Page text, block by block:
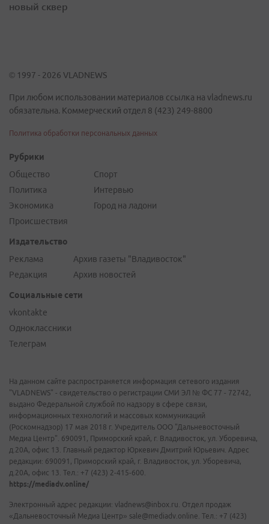
новый сквер
© 1997 - 2026 VLADNEWS
При любом использовании материалов ссылка на vladnews.ru
обязательна. Коммерческий отдел 8 (423) 249-8800
Политика обработки персональных данных
Рубрики
Общество
Политика
Экономика
Происшествия
Спорт
Интервью
Город на ладони
Издательство
Реклама
Редакция
Архив газеты "Владивосток"
Архив новостей
Социальные сети
vkontakte
Одноклассники
Телеграм
На данном сайте распространяется информация сетевого издания
"VLADNEWS" - свидетельство о регистрации СМИ ЭЛ № ФС 77 - 72742,
выдано Федеральной службой по надзору в сфере связи,
информационных технологий и массовых коммуникаций
(Роскомнадзор) 17 мая 2018 г. Учредитель ООО "Дальневосточный
Медиа Центр". 690091, Приморский край, г. Владивосток, ул. Уборевича,
д.20А, офис 13. Главный редактор Юркевич Дмитрий Юрьевич. Адрес
редакции: 690091, Приморский край, г. Владивосток, ул. Уборевича,
д.20А, офис 13. Тел.: +7 (423) 2-415-600.
https://mediadv.online/
Электронный адрес редакции: vladnews@inbox.ru. Отдел продаж
«Дальневосточный Медиа Центр» sale@mediadv.online. Тел.: +7 (423)